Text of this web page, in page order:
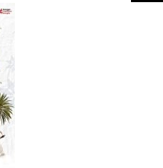
5083-5655
PEDOMAN MEDIA SIBER
INFO IKLAN
- ALL RIGHTS RESERVED